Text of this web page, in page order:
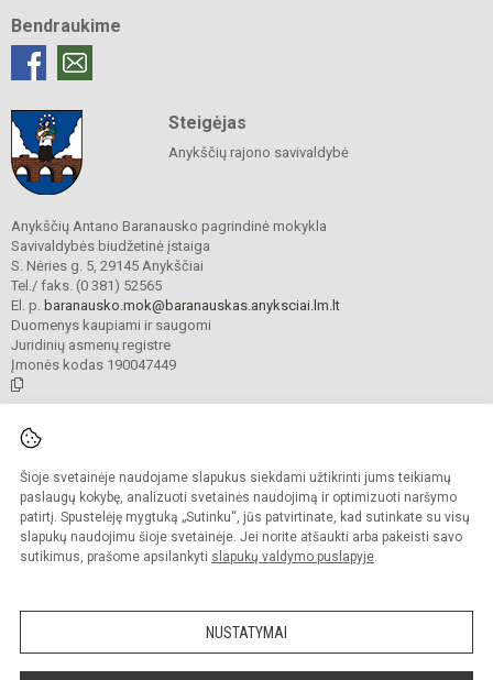
Šioje svetainėje naudojame slapukus siekdami užtikrinti jums teikiamų
paslaugų kokybę, analizuoti svetainės naudojimą ir optimizuoti naršymo
patirtį. Spustelėję mygtuką „Sutinku“, jūs patvirtinate, kad sutinkate su visų
slapukų naudojimu šioje svetainėje. Jei norite atšaukti arba pakeisti savo
sutikimus, prašome apsilankyti slapukų valdymo puslapyje.
NUSTATYMAI
Bendraukime
Steigėjas
Anykščių rajono savivaldybė
Anykščių Antano Baranausko pagrindinė mokykla
Savivaldybės biudžetinė įstaiga
S. Nėries g. 5, 29145 Anykščiai
Tel./ faks. (0 381) 52565
El. p. baranausko.mok@baranauskas.anyksciai.lm.lt
Duomenys kaupiami ir saugomi
Juridinių asmenų registre
Įmonės kodas 190047449
Kopijuoti turinį be raštiško mokyklos administracijos sutikimo griežtai
draudžiama.
Prieinamumo paraiška Slapukų valdymas
Sumanus būdas atnaujinti